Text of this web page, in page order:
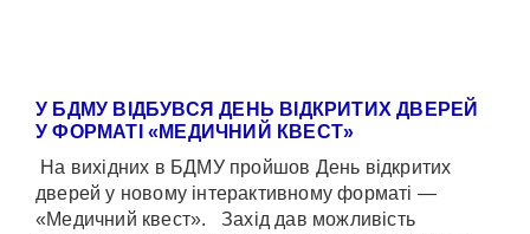
У БДМУ ВІДБУВСЯ ДЕНЬ ВІДКРИТИХ ДВЕРЕЙ
У ФОРМАТІ «МЕДИЧНИЙ КВЕСТ»
На вихідних в БДМУ пройшов День відкритих
дверей у новому інтерактивному форматі —
«Медичний квест». Захід дав можливість